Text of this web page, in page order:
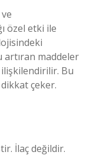
özel etki ile
artıran maddeler
Bu
çeker.
İlaç değildir.